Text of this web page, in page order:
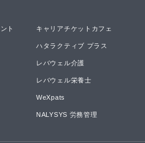
ト キャリアチケットカフェ
ハタラクティブ プラス
レバウェル介護
レバウェル栄養士
WeXpats
NALYSYS 労務管理